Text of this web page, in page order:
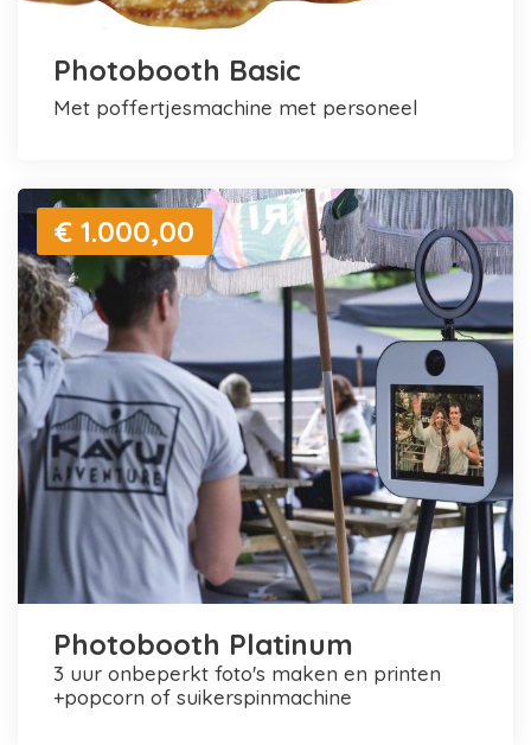
Photobooth Basic
met poffertjesmachine met personeel
€ 1.000,00
Photobooth Platinum
3 uur onbeperkt foto's maken en printen
+popcorn of suikerspinmachine